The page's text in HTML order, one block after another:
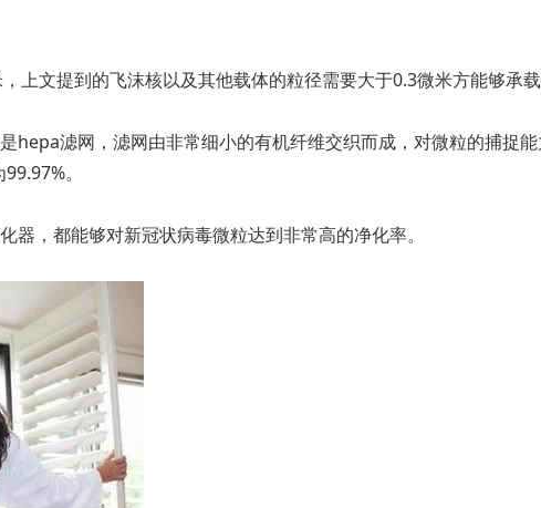
上文提到的飞沫核以及其他载体的粒径需要大于0.3微米方能够承载
hepa滤网，滤网由非常细小的有机纤维交织而成，对微粒的捕捉
。
器，都能够对新冠状病毒微粒达到非常高的净化率。